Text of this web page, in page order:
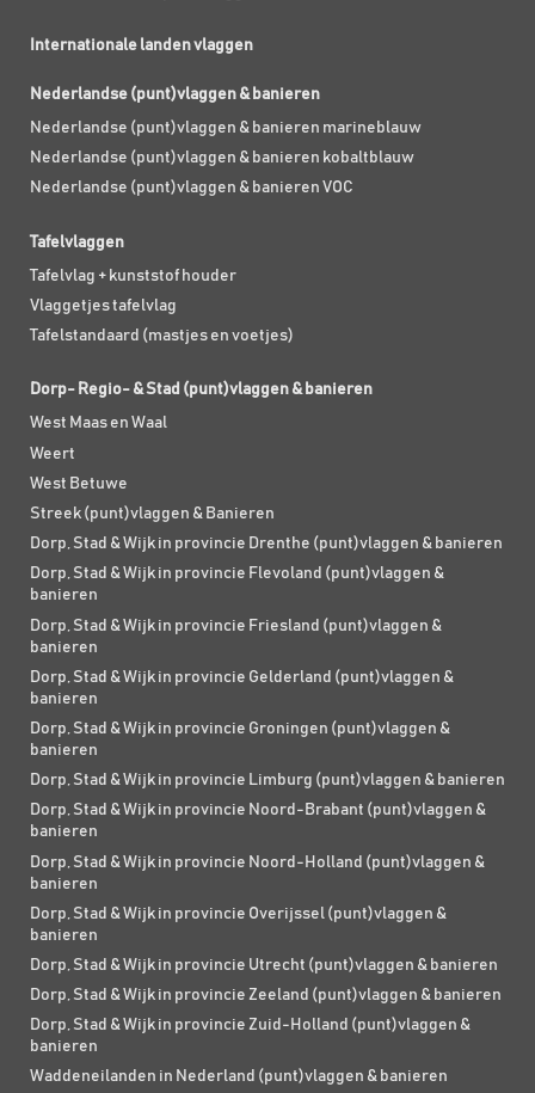
Internationale landen vlaggen
Nederlandse (punt)vlaggen & banieren
Nederlandse (punt)vlaggen & banieren marineblauw
Nederlandse (punt)vlaggen & banieren kobaltblauw
Nederlandse (punt)vlaggen & banieren VOC
Tafelvlaggen
Tafelvlag + kunststof houder
Vlaggetjes tafelvlag
Tafelstandaard (mastjes en voetjes)
Dorp- Regio- & Stad (punt)vlaggen & banieren
West Maas en Waal
Weert
West Betuwe
Streek (punt)vlaggen & Banieren
Dorp, Stad & Wijk in provincie Drenthe (punt)vlaggen & banieren
Dorp, Stad & Wijk in provincie Flevoland (punt)vlaggen &
banieren
Dorp, Stad & Wijk in provincie Friesland (punt)vlaggen &
banieren
Dorp, Stad & Wijk in provincie Gelderland (punt)vlaggen &
banieren
Dorp, Stad & Wijk in provincie Groningen (punt)vlaggen &
banieren
Dorp, Stad & Wijk in provincie Limburg (punt)vlaggen & banieren
Dorp, Stad & Wijk in provincie Noord-Brabant (punt)vlaggen &
banieren
Dorp, Stad & Wijk in provincie Noord-Holland (punt)vlaggen &
banieren
Dorp, Stad & Wijk in provincie Overijssel (punt)vlaggen &
banieren
Dorp, Stad & Wijk in provincie Utrecht (punt)vlaggen & banieren
Dorp, Stad & Wijk in provincie Zeeland (punt)vlaggen & banieren
Dorp, Stad & Wijk in provincie Zuid-Holland (punt)vlaggen &
banieren
Waddeneilanden in Nederland (punt)vlaggen & banieren